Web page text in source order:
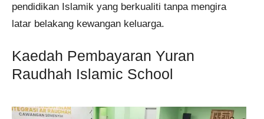
pendidikan Islamik yang berkualiti tanpa mengira
latar belakang kewangan keluarga.
Kaedah Pembayaran Yuran
Raudhah Islamic School